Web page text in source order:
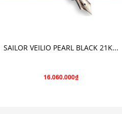
SAILOR VEILIO PEARL BLACK 21K...
16.060.000₫